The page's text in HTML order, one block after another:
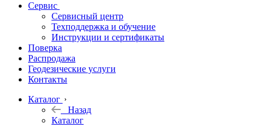
Софт
Георадары
Акции
Гидрография
Подбор
оборудования
по задачам
Архив
Сервис
Сервисный центр
Техподдержка и обучение
Инструкции и сертификаты
Поверка
Распродажа
Геодезические услуги
Контакты
Каталог
Назад
Каталог